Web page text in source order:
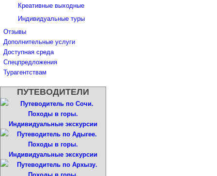
Креативные выходные
Индивидуальные туры
Отзывы
Дополнительные услуги
Доступная среда
Спецпредложения
Турагентствам
ПУТЕВОДИТЕЛИ